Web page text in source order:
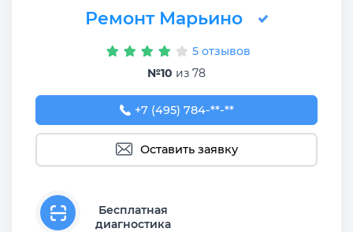
Ремонт Марьино
5 отзывов
№10 из 78
+7 (495) 784-84-90
+7 (495) 784-**-**
Оставить заявку
Бесплатная
диагностика